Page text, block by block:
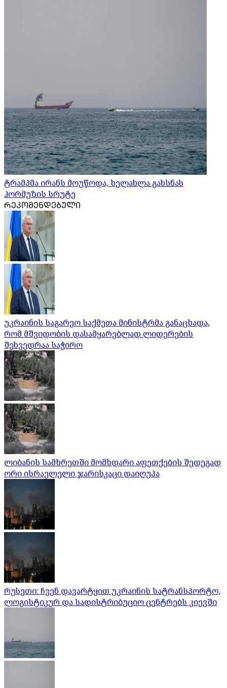
ტრამპმა ირანს მოუწოდა, ხელახლა გახსნას
ჰორმუზის სრუტე
ᲠᲔᲙᲝᲛᲔᲜᲓᲔᲑᲣᲚᲘ
უკრაინის საგარეო საქმეთა მინისტრმა განაცხადა,
რომ მშვიდობის დასამყარებლად ლიდერების
შეხვედრაა საჭირო
ლიბანის სამხრეთში მომხდარი აფეთქების შედეგად
ორი ისრაელელი ჯარისკაცი დაიღუპა
რუსეთი: ჩვენ დავარტყით უკრაინის სატრანსპორტო,
ლოგისტიკურ და სადისტრიბუციო ცენტრებს კიევში